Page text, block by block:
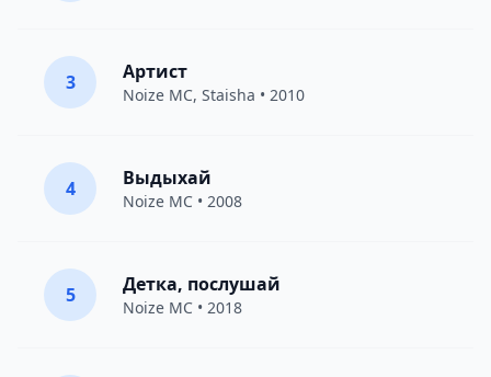
3 Артист
Noize MC, Staisha • 2010
4 Выдыхай
Noize MC • 2008
5 Детка, послушай
Noize MC • 2018